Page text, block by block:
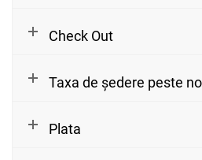
Check Out
Taxa de ședere peste
Plata